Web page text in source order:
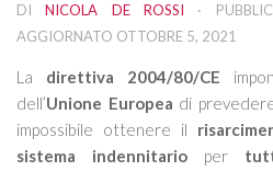
DINICOLA DE ROSSI ·
AGGIORNATO OTTOBRE 5, 2021
La direttiva 2004/80/CE
dell’Unione Europea di
impossibile ottenere il
sistema indennitario per